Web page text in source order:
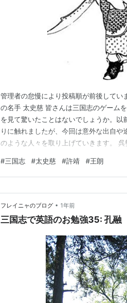
管理者の怠慢により投稿順が前後して
の名手 太史慈 皆さんは三国志のゲーム
を見て驚いたことはないでしょうか。
りに触れましたが、今回は意外な出自
のような人々を取り上げていきます。
馬遷が大史公と言うように、大史は官職
つです。（采邑や官職が氏になる例は
#三国志 #太史慈 #許靖 #王朗
フレイニャのブログ • 1年前
三国志で英語のお勉強35: 孔融